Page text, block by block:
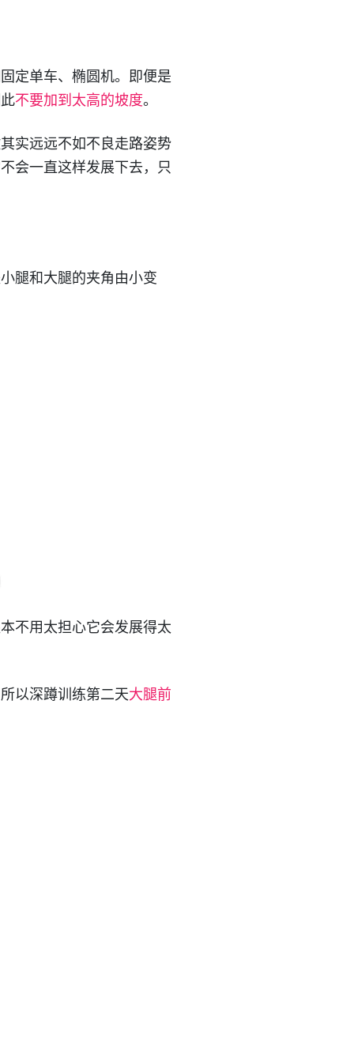
定单车、椭圆机。即便是
不要加到太高的坡度。
实远远不如不良走路姿势
会一直这样发展下去，只
腿和大腿的夹角由小变
不用太担心它会发展得太
以深蹲训练第二天大腿前